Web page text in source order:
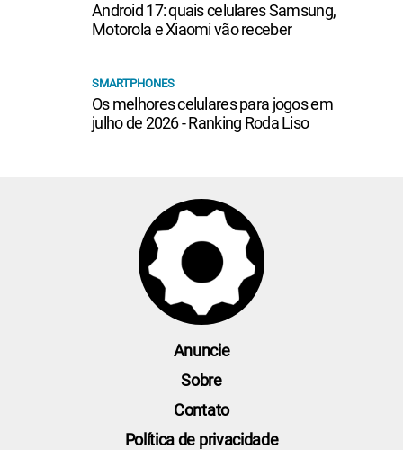
Android 17: quais celulares Samsung,
Motorola e Xiaomi vão receber
SMARTPHONES
Os melhores celulares para jogos em
julho de 2026 - Ranking Roda Liso
Anuncie
Sobre
Contato
Política de privacidade